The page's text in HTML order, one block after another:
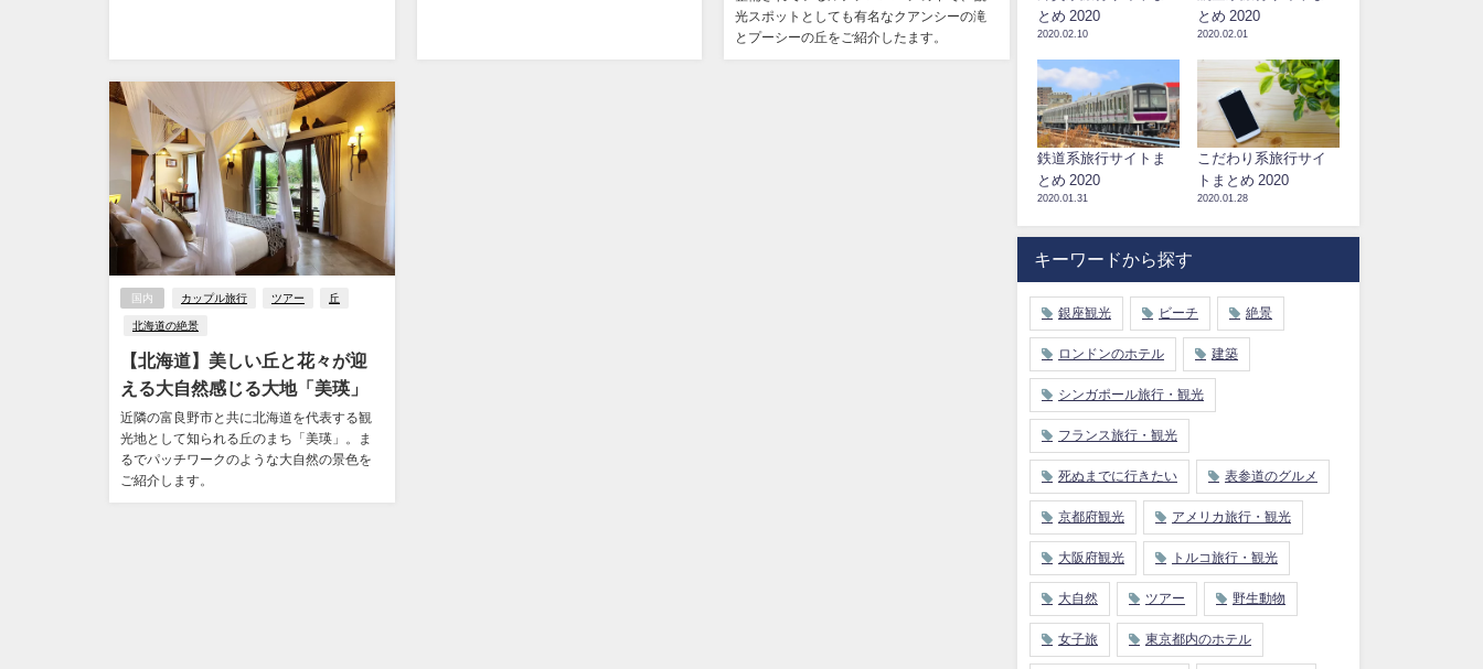
光スポットとしても有名なクアンシーの滝
とプーシーの丘をご紹介したます。
国内 カップル旅行 ツアー 丘
北海道の絶景
【北海道】美しい丘と花々が迎
える大自然感じる大地「美瑛」
近隣の富良野市と共に北海道を代表する観
光地として知られる丘のまち「美瑛」。ま
るでパッチワークのような大自然の景色を
ご紹介します。
とめ 2020
2020.02.10
とめ 2020
2020.02.01
鉄道系旅行サイトま
とめ 2020
2020.01.31
こだわり系旅行サイ
トまとめ 2020
2020.01.28
キーワードから探す
銀座観光 ビーチ 絶景
ロンドンのホテル 建築
シンガポール旅行・観光
フランス旅行・観光
死ぬまでに行きたい 表参道のグルメ
京都府観光 アメリカ旅行・観光
大阪府観光 トルコ旅行・観光
大自然 ツアー 野生動物
女子旅 東京都内のホテル